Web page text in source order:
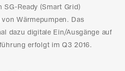
Ready (Smart Grid)
Wärmepumpen. Das
dazu digitale Ein/Ausgänge auf
erfolgt im Q3 2016.